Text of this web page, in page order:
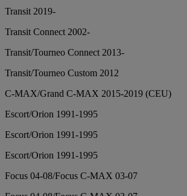
Transit 2019-
Transit Connect 2002-
Transit/Tourneo Connect 2013-
Transit/Tourneo Custom 2012
C-MAX/Grand C-MAX 2015-2019 (CEU)
Escort/Orion 1991-1995
Escort/Orion 1991-1995
Escort/Orion 1991-1995
Focus 04-08/Focus C-MAX 03-07